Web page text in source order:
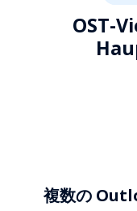
OST-
複数の